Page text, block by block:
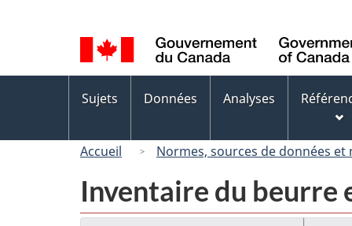
de
la
langue
des
Sujets Données Analyses
Accueil Normes, sources de données et
Inventaire du beurre